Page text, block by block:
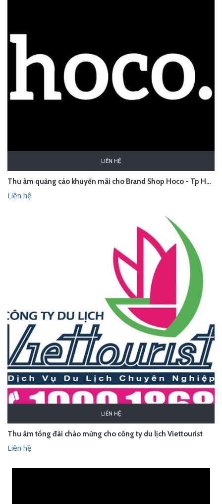
LIÊN HỆ
Thu âm quảng cáo khuyến mãi cho Brand Shop Hoco - Tp HCM
Liên hệ
LIÊN HỆ
Thu âm tổng đài chào mừng cho công ty du lịch Viettourist
Liên hệ